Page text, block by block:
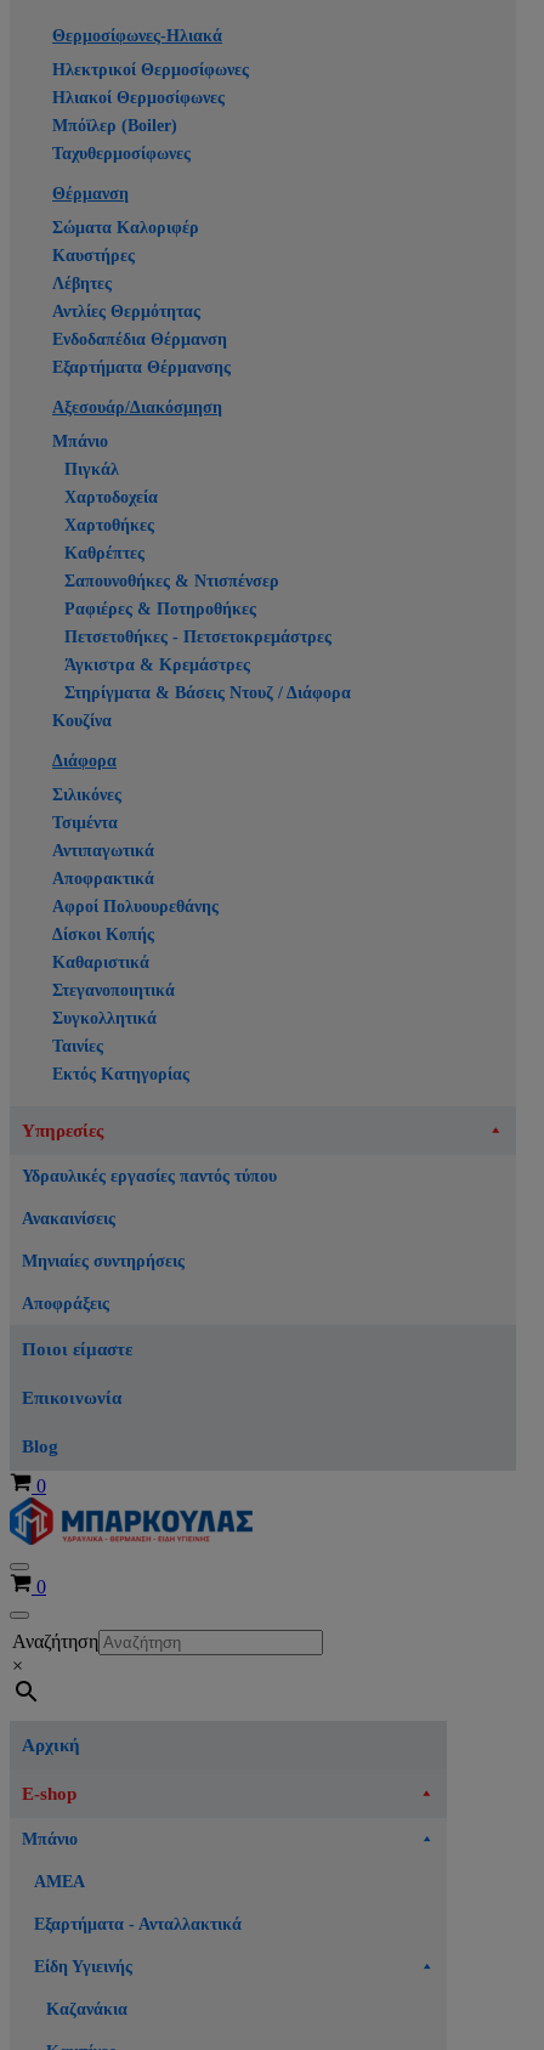
Θερμοσίφωνες-Ηλιακά
Ηλεκτρικοί Θερμοσίφωνες
Ηλιακοί Θερμοσίφωνες
Μπόϊλερ (Boiler)
Ταχυθερμοσίφωνες
Θέρμανση
Σώματα Καλοριφέρ
Καυστήρες
Λέβητες
Αντλίες Θερμότητας
Ενδοδαπέδια Θέρμανση
Εξαρτήματα Θέρμανσης
Αξεσουάρ/Διακόσμηση
Μπάνιο
Πιγκάλ
Χαρτοδοχεία
Χαρτοθήκες
Καθρέπτες
Σαπουνοθήκες & Ντισπένσερ
Ραφιέρες & Ποτηροθήκες
Πετσετοθήκες - Πετσετοκρεμάστρες
Άγκιστρα & Κρεμάστρες
Στηρίγματα & Βάσεις Ντουζ / Διάφορα
Κουζίνα
Διάφορα
Σιλικόνες
Τσιμέντα
Αντιπαγωτικά
Αποφρακτικά
Αφροί Πολυουρεθάνης
Δίσκοι Κοπής
Καθαριστικά
Στεγανοποιητικά
Συγκολλητικά
Ταινίες
Εκτός Κατηγορίας
Υπηρεσίες
Υδραυλικές εργασίες παντός τύπου
Ανακαινίσεις
Μηνιαίες συντηρήσεις
Αποφράξεις
Ποιοι είμαστε
Επικοινωνία
Blog
Καλάθι
0
Μενού
πλοήγησης
Καλάθι
0
Μενού
πλοήγησης
Αναζήτηση
×
Αρχική
E-shop
Μπάνιο
ΑΜΕΑ
Εξαρτήματα - Ανταλλακτικά
Είδη Υγιεινής
Καζανάκια